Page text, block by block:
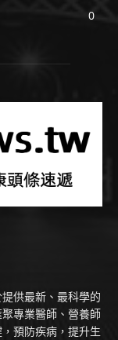
0
供最新、最科學的
專業醫師、營養師
預防疾病，提升生